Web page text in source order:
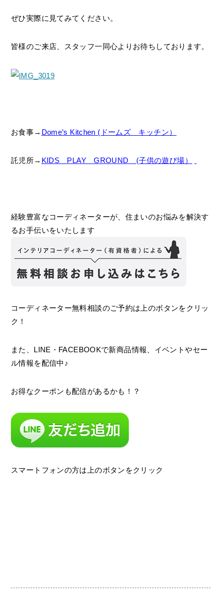
ぜひ実際に見てみてください。
皆様のご来店、スタッフ一同心よりお待ちしております。
お食事→ Dome’s Kitchen (ドームズ キッチン）
託児所→ KIDS PLAY GROUND (子供の遊び場）
経験豊富なコーディネーターが、住まいのお悩みを解決す
るお手伝いをいたします
コーディネーター無料相談のご予約は上のボタンをクリッ
ク！
また、LINE・FACEBOOKで新商品情報、イベントやセー
ル情報を配信中♪
お得なクーポンも配信があるかも！？
スマートフォンの方は上のボタンをクリック